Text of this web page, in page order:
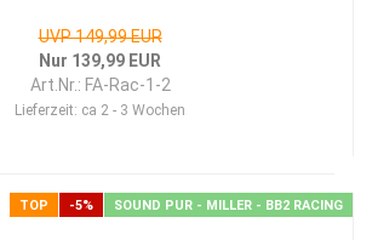
UVP 149,99 EUR
Nur 139,99 EUR
Art.Nr.: FA-Rac-1-2
Lieferzeit: ca 2 - 3 Wochen
TOP -5% SOUND PUR - MILLER - BB2 RACING